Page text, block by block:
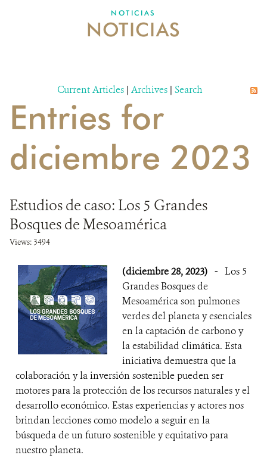
NOTICIAS
DONA
NOTICIAS
NOTICIAS
Current Articles | Archives | Search
Entries for
diciembre 2023
Estudios de caso: Los 5 Grandes
Bosques de Mesoamérica
Views: 3494
(diciembre 28, 2023) - Los 5
Grandes Bosques de
Mesoamérica son pulmones
verdes del planeta y esenciales
en la captación de carbono y
la estabilidad climática. Esta
iniciativa demuestra que la
colaboración y la inversión sostenible pueden ser
motores para la protección de los recursos naturales y el
desarrollo económico. Estas experiencias y actores nos
brindan lecciones como modelo a seguir en la
búsqueda de un futuro sostenible y equitativo para
nuestro planeta.